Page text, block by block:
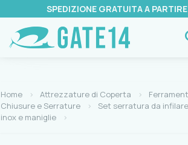
SPEDIZIONE GRATUITA A
Home Attrezzature di Coperta
Chiusure e Serrature
Set serratura da
inox e maniglie